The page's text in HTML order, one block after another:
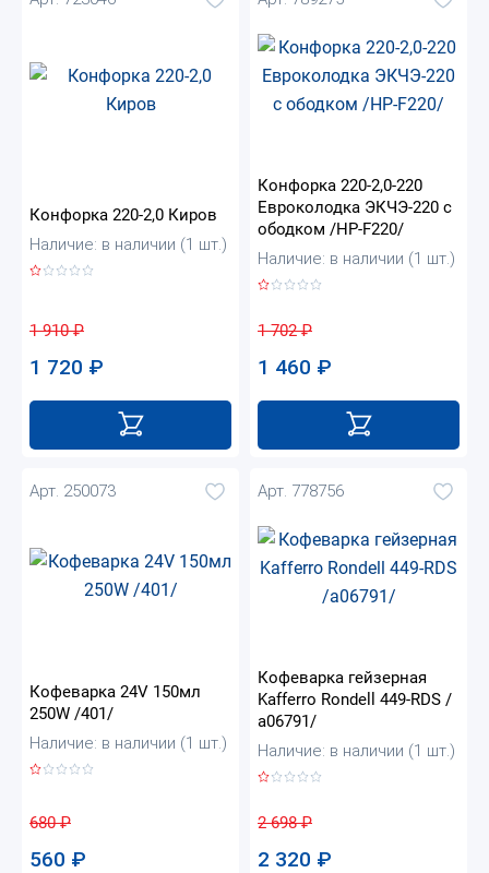
Конфорка 220-2,0 Киров
Наличие: в наличии (1 шт.)
1 910₽
1 720 ₽
Конфорка 220-2,0-220
Евроколодка ЭКЧЭ-220 с
ободком /HP-F220/
Наличие: в наличии (1 шт.)
1 702₽
1 460 ₽
Арт. 250073
Кофеварка 24V 150мл
250W /401/
Наличие: в наличии (1 шт.)
680₽
560 ₽
Арт. 778756
Кофеварка гейзерная
Kafferro Rondell 449-RDS /
а06791/
Наличие: в наличии (1 шт.)
2 698₽
2 320 ₽